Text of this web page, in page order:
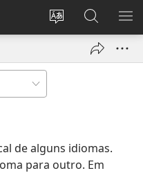
Mudar
idioma
Log
janela)
Buscar
no
JW.ORG
de alguns idiomas.
para outro. Em